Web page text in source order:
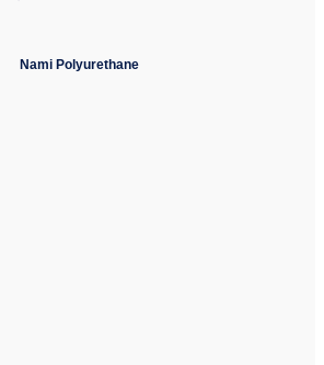
Nami Polyurethane